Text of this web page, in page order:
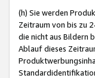
(h) Sie werden
Zeitraum von bis zu
die nicht aus Bildern
Ablauf dieses